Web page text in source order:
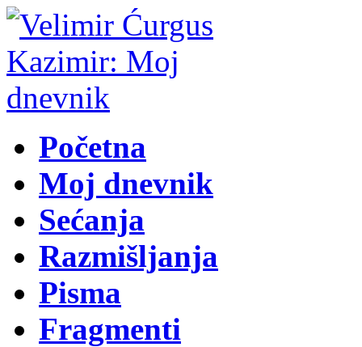
Početna
Moj dnevnik
Sećanja
Razmišljanja
Pisma
Fragmenti